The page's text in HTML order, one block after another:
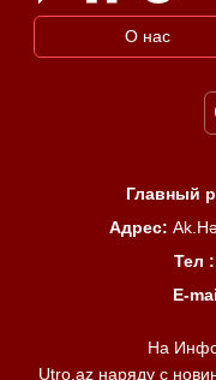
О нас
Главный
Адрес:
Тел :
E-
На
Utro.az наряду с